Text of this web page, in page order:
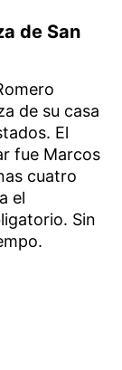
de San
de su casa
El
fue Marcos
cuatro
el
Sin